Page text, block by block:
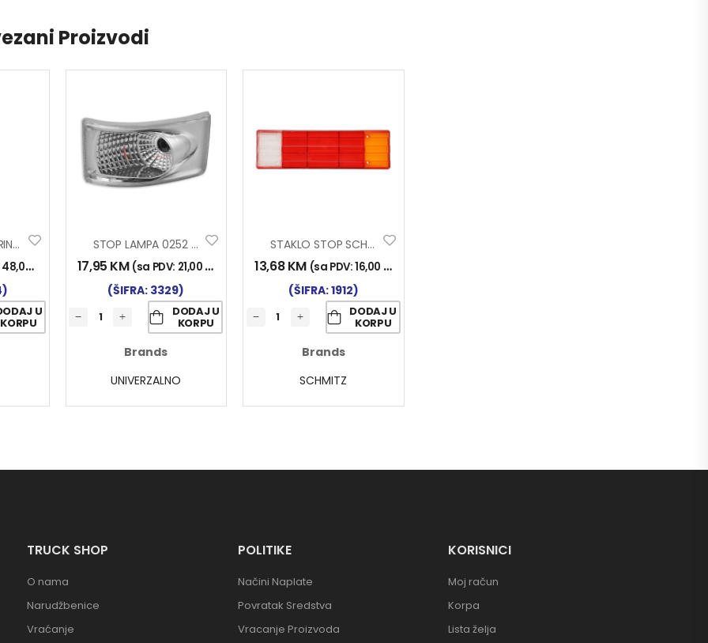
Proizvodi
STOP LAMPA SPRINTER L
48,00 KM
U
KORPU
STOP LAMPA 0252 BIJELA
17,95 KM (sa PDV: 21,00 KM
(ŠIFRA: 3329)
DODAJ U
KORPU
Brands
UNIVERZALNO
STAKLO STOP SCHMITZ
13,68KM (sa PDV:16,00 KM
(ŠIFRA: 1912)
DODAJ U
KORPU
Brands
SCHMITZ
TRUCK SHOP
O nama
Narudžbenice
Vraćanje
POLITIKE
Načini Naplate
Povratak Sredstva
Vracanje Proizvoda
KORISNICI
Moj račun
Korpa
Lista želja